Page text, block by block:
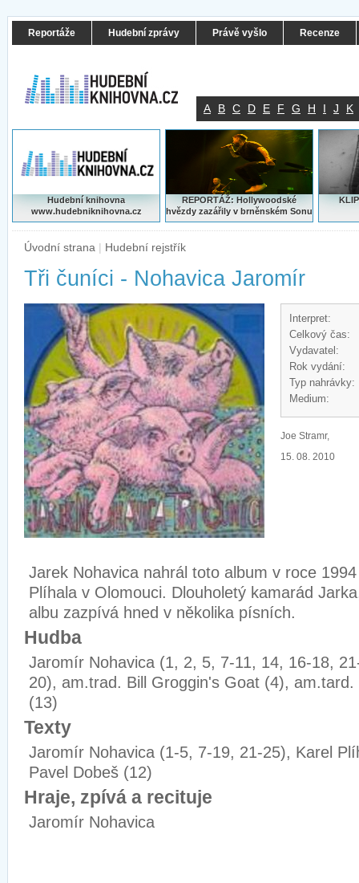
Reportáže Hudební zprávy Právě vyšlo Recenze
A B C D E F G H I J K
Hudební knihovna
www.hudebniknihovna.cz
REPORTÁŽ: Hollywoodské
hvězdy zazářily v brněnském Sonu
Úvodní strana | Hudební rejstřík
Tři čuníci - Nohavica Jaromír
Interpret:
Celkový čas:
Vydavatel:
Rok vydání:
Typ nahrávky:
Medium:
Joe Stramr,
15. 08. 2010
Jarek Nohavica nahrál toto album v roce
Plíhala v Olomouci. Dlouholetý kamarád
albu zazpívá hned v několika písních.
Hudba
Jaromír Nohavica (1, 2, 5, 7-11, 14, 16-18,
20), am.trad. Bill Groggin's Goat (4), am.tard.
(13)
Texty
Jaromír Nohavica (1-5, 7-19, 21-25), Karel
Pavel Dobeš (12)
Hraje, zpívá a recituje
Jaromír Nohavica